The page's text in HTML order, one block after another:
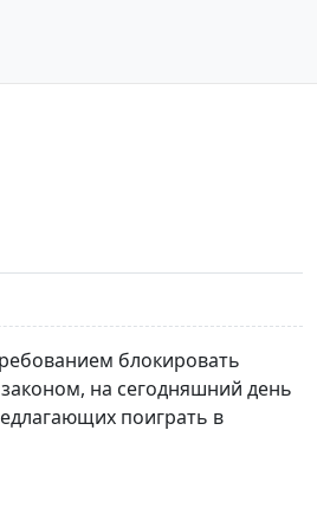
блокировать
на сегодняшний день
поиграть в